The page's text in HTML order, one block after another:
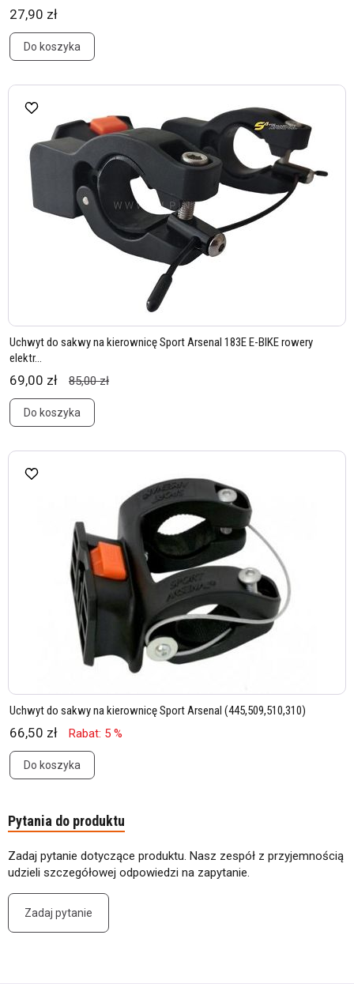
27,90 zł
Do koszyka
Uchwyt do sakwy na kierownicę Sport Arsenal 183E E-BIKE rowery
elektr...
69,00 zł 85,00 zł
Do koszyka
Uchwyt do sakwy na kierownicę Sport Arsenal (445,509,510,310)
66,50 zł Rabat: 5 %
Do koszyka
Pytania do produktu
Zadaj pytanie dotyczące produktu. Nasz zespół z przyjemnością
udzieli szczegółowej odpowiedzi na zapytanie.
Zadaj pytanie